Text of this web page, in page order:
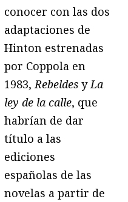
conocer con las dos
adaptaciones de
Hinton estrenadas
por Coppola en
1983, Rebeldes yLa
ley de la calle, que
habrían de dar
título a las
ediciones
españolas de las
novelas a partir de